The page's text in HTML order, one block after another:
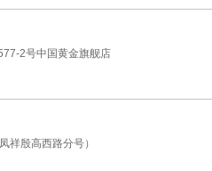
2号中国黄金旗舰店
祥殷高西路分号）